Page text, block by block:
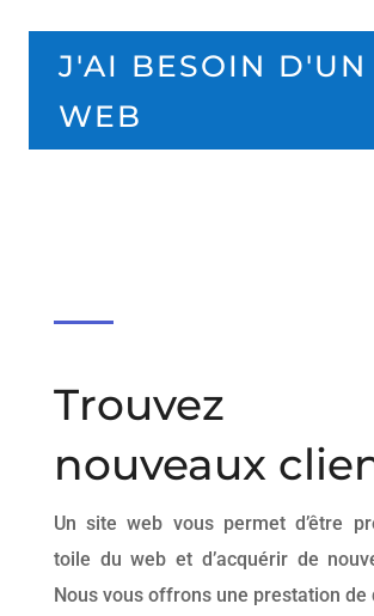
J'AI BESOIN D'UN
WEB
nouveaux
Un site web vous permet d’être
toile du web et d’acquérir de
Nous vous offrons une prestation de